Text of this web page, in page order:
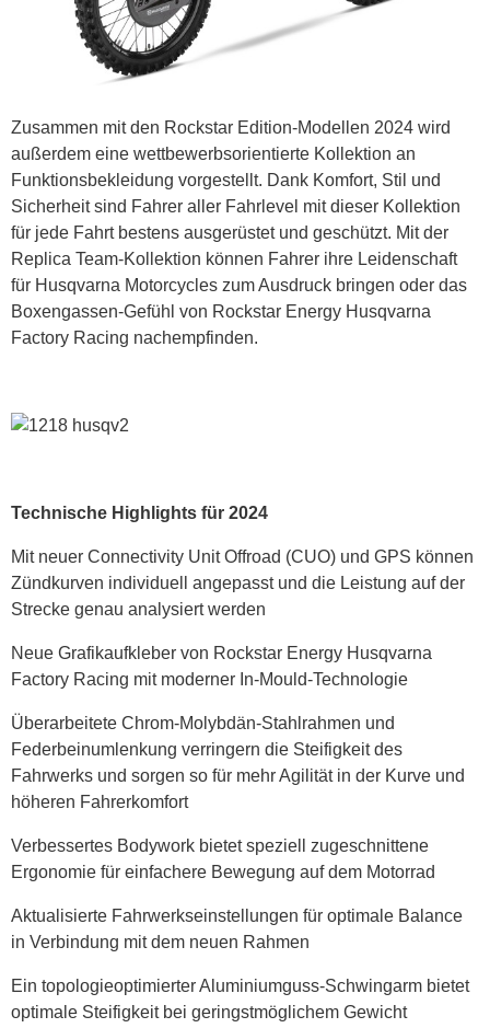
Zusammen mit den Rockstar Edition-Modellen 2024 wird
außerdem eine wettbewerbsorientierte Kollektion an
Funktionsbekleidung vorgestellt. Dank Komfort, Stil und
Sicherheit sind Fahrer aller Fahrlevel mit dieser Kollektion
für jede Fahrt bestens ausgerüstet und geschützt. Mit der
Replica Team-Kollektion können Fahrer ihre Leidenschaft
für Husqvarna Motorcycles zum Ausdruck bringen oder das
Boxengassen-Gefühl von Rockstar Energy Husqvarna
Factory Racing nachempfinden.
Technische Highlights für 2024
Mit neuer Connectivity Unit Offroad (CUO) und GPS können
Zündkurven individuell angepasst und die Leistung auf der
Strecke genau analysiert werden
Neue Grafikaufkleber von Rockstar Energy Husqvarna
Factory Racing mit moderner In-Mould-Technologie
Überarbeitete Chrom-Molybdän-Stahlrahmen und
Federbeinumlenkung verringern die Steifigkeit des
Fahrwerks und sorgen so für mehr Agilität in der Kurve und
höheren Fahrerkomfort
Verbessertes Bodywork bietet speziell zugeschnittene
Ergonomie für einfachere Bewegung auf dem Motorrad
Aktualisierte Fahrwerkseinstellungen für optimale Balance
in Verbindung mit dem neuen Rahmen
Ein topologieoptimierter Aluminiumguss-Schwingarm bietet
optimale Steifigkeit bei geringstmöglichem Gewicht